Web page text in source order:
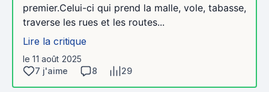
premier.Celui-ci qui prend la malle, vole, tabasse,
traverse les rues et les routes...
Lire la critique
le 11 août 2025
7 j'aime
8 29